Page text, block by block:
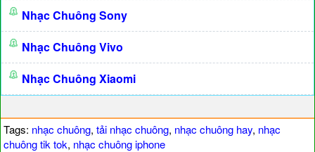
Nhạc Chuông Sony
Nhạc Chuông Vivo
Nhạc Chuông Xiaomi
Tags: nhạc chuông, tải nhạc chuông, nhạc chuông hay, nhạc
chuông tik tok, nhạc chuông iphone